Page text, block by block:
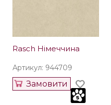
Rasch Німеччина
Артикул: 944709
Замовити